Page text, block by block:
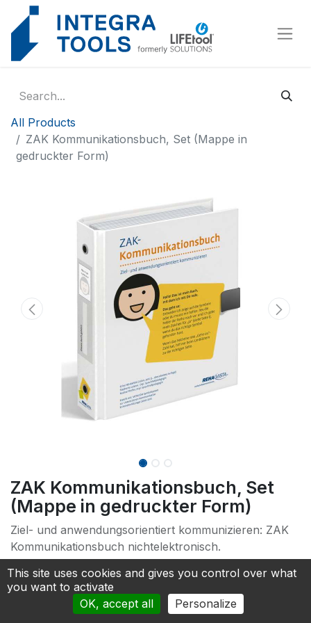
All Products
ZAK Kommunikationsbuch, Set (Mappe in
gedruckter Form)
ZAK Kommunikationsbuch, Set
(Mappe in gedruckter Form)
Ziel- und anwendungsorientiert kommunizieren: ZAK
Kommunikationsbuch nichtelektronisch.
209.00€
Cookies management panel
This site uses cookies and gives you control over what
you want to activate
OK, accept all
Personalize